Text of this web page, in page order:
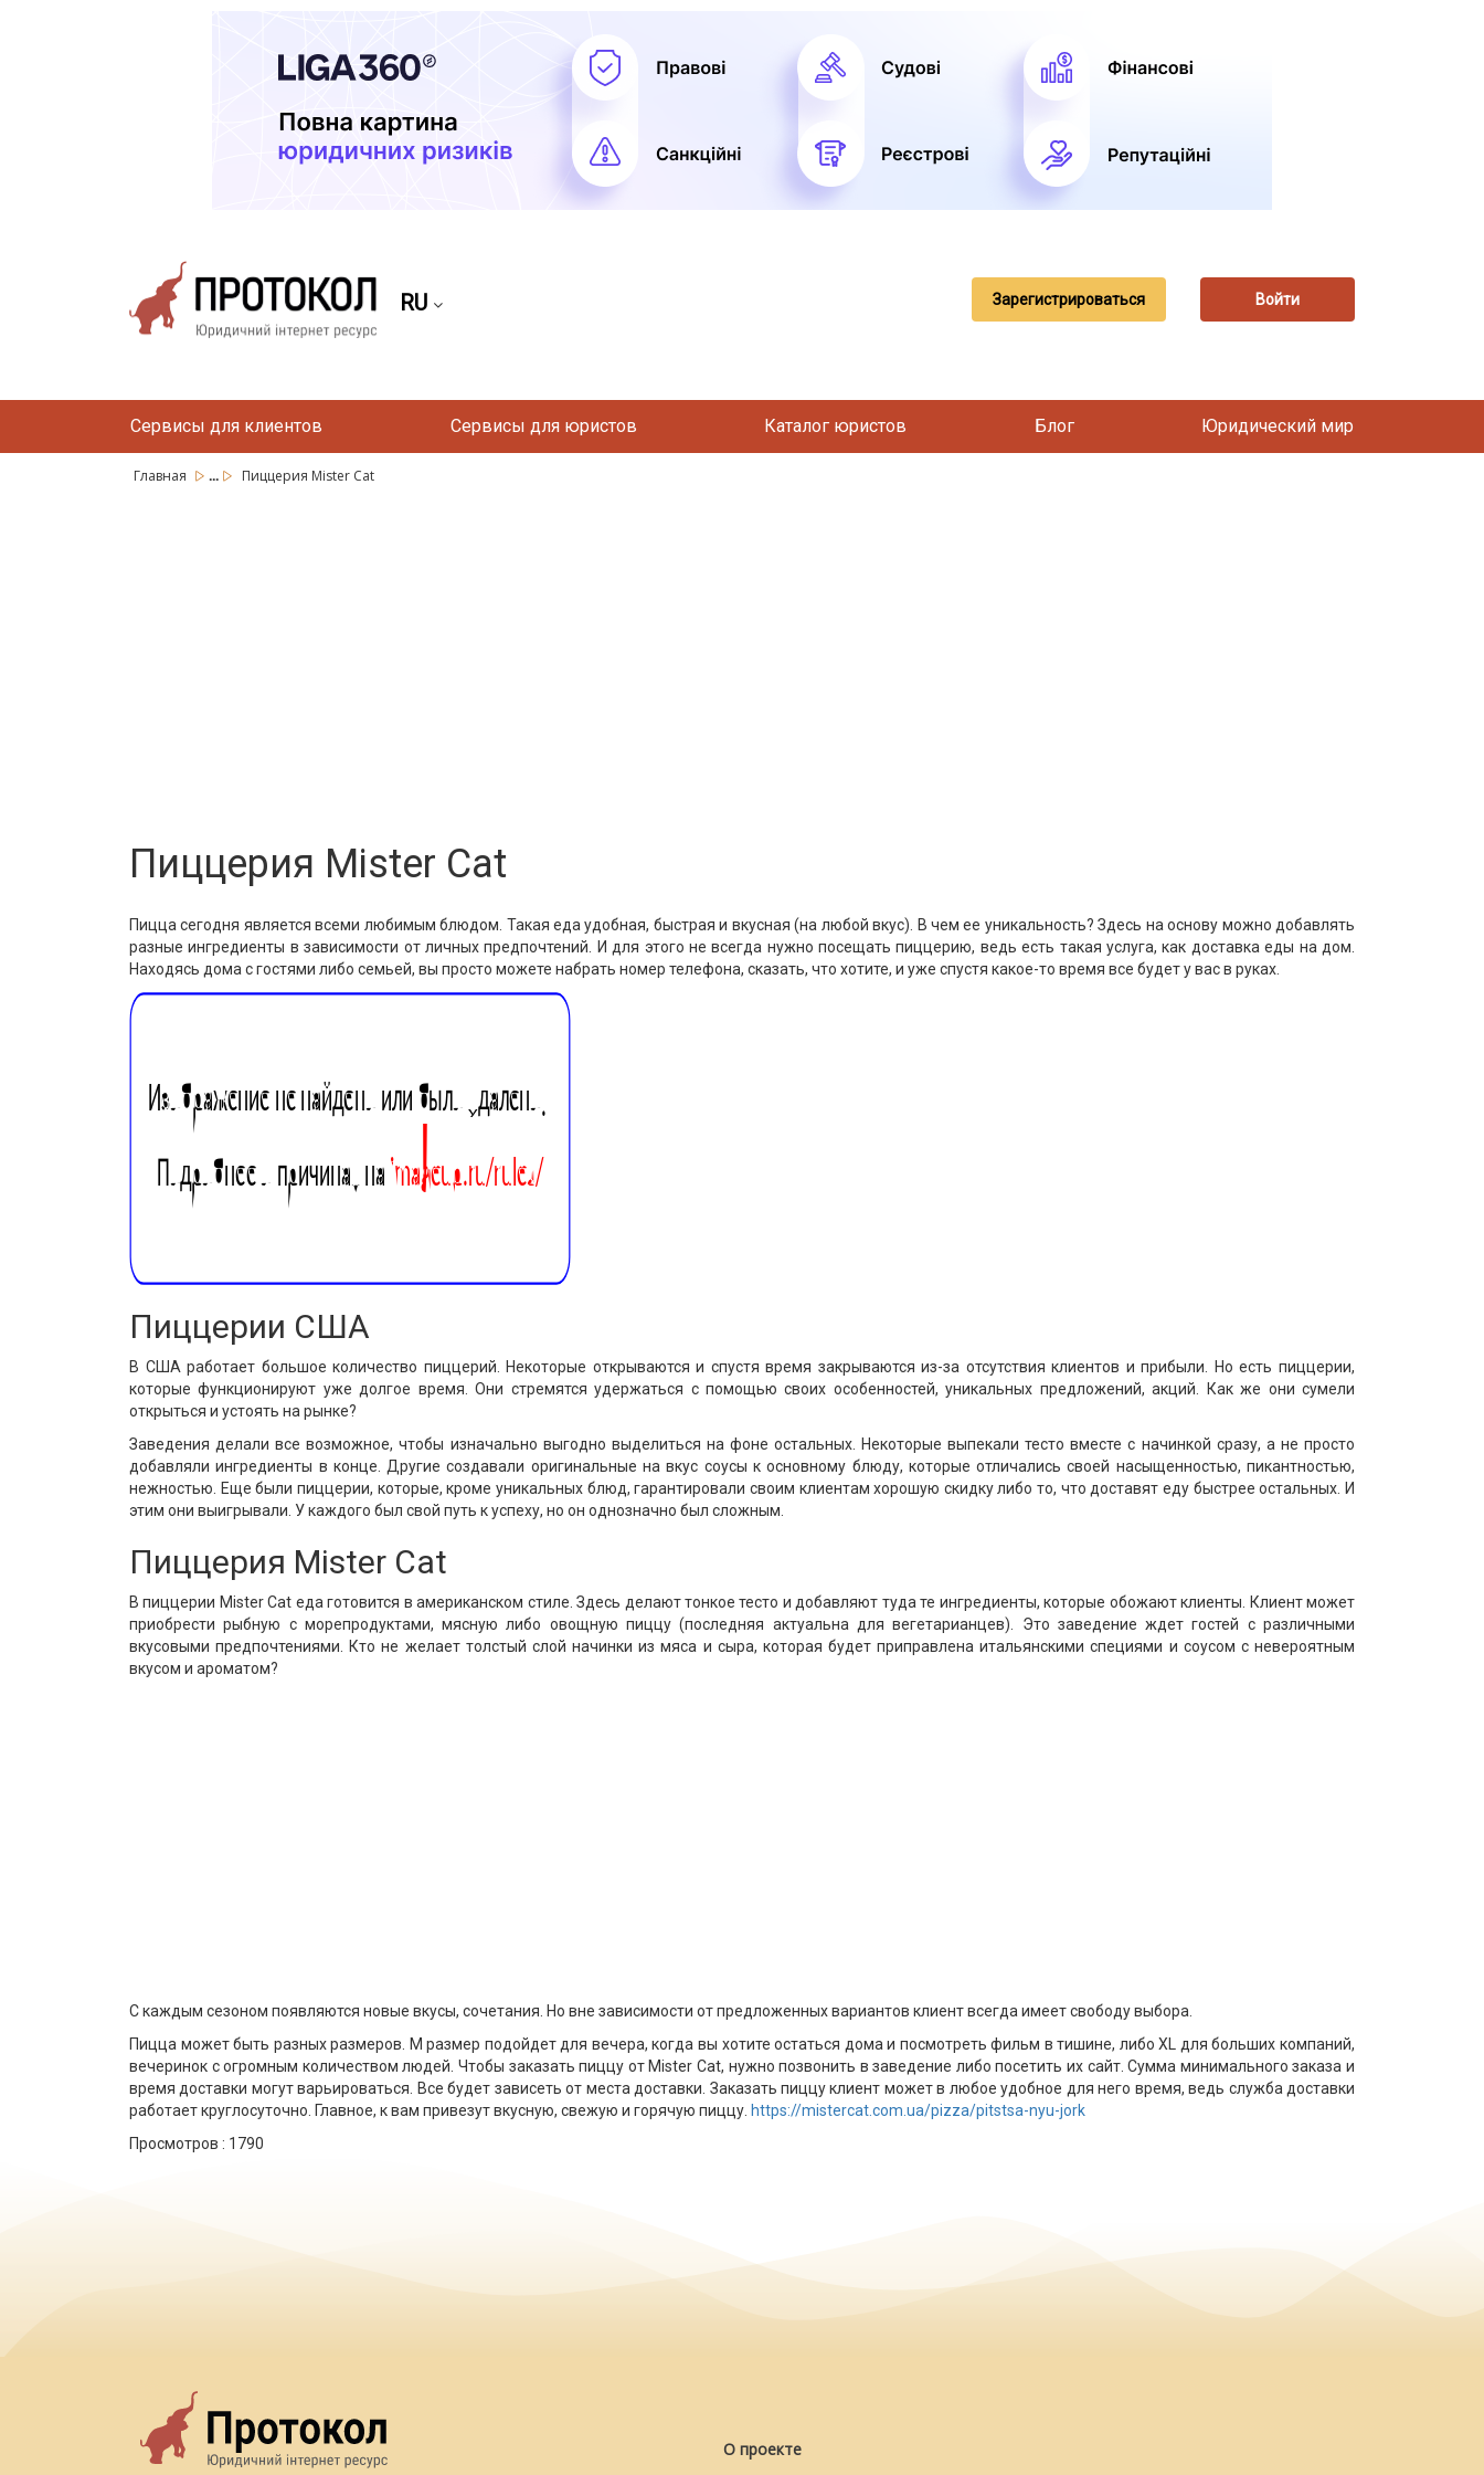
RU Зарегистрироваться Войти
Сервисы для клиентов Сервисы для юристов Каталог юристов Блог Юридический мир
Главная ... Пиццерия Mister Cat
Пиццерия Mister Cat
Пицца сегодня является всеми любимым блюдом. Такая еда удобная, быстрая и вкусная (на любой вкус). В чем ее уникальность? Здесь на основу можно добавлять
разные ингредиенты в зависимости от личных предпочтений. И для этого не всегда нужно посещать пиццерию, ведь есть такая услуга, как доставка еды на дом.
Находясь дома с гостями либо семьей, вы просто можете набрать номер телефона, сказать, что хотите, и уже спустя какое-то время все будет у вас в руках.
Пиццерии США
В США работает большое количество пиццерий. Некоторые открываются и спустя время закрываются из-за отсутствия клиентов и прибыли. Но есть пиццерии,
которые функционируют уже долгое время. Они стремятся удержаться с помощью своих особенностей, уникальных предложений, акций. Как же они сумели
открыться и устоять на рынке?
Заведения делали все возможное, чтобы изначально выгодно выделиться на фоне остальных. Некоторые выпекали тесто вместе с начинкой сразу, а не просто
добавляли ингредиенты в конце. Другие создавали оригинальные на вкус соусы к основному блюду, которые отличались своей насыщенностью, пикантностью,
нежностью. Еще были пиццерии, которые, кроме уникальных блюд, гарантировали своим клиентам хорошую скидку либо то, что доставят еду быстрее остальных. И
этим они выигрывали. У каждого был свой путь к успеху, но он однозначно был сложным.
Пиццерия Mister Cat
В пиццерии Mister Cat еда готовится в американском стиле. Здесь делают тонкое тесто и добавляют туда те ингредиенты, которые обожают клиенты. Клиент может
приобрести рыбную с морепродуктами, мясную либо овощную пиццу (последняя актуальна для вегетарианцев). Это заведение ждет гостей с различными
вкусовыми предпочтениями. Кто не желает толстый слой начинки из мяса и сыра, которая будет приправлена итальянскими специями и соусом с невероятным
вкусом и ароматом?
С каждым сезоном появляются новые вкусы, сочетания. Но вне зависимости от предложенных вариантов клиент всегда имеет свободу выбора.
Пицца может быть разных размеров. М размер подойдет для вечера, когда вы хотите остаться дома и посмотреть фильм в тишине, либо XL для больших компаний,
вечеринок с огромным количеством людей. Чтобы заказать пиццу от Mister Cat, нужно позвонить в заведение либо посетить их сайт. Сумма минимального заказа и
время доставки могут варьироваться. Все будет зависеть от места доставки. Заказать пиццу клиент может в любое удобное для него время, ведь служба доставки
работает круглосуточно. Главное, к вам привезут вкусную, свежую и горячую пиццу. https://mistercat.com.ua/pizza/pitstsa-nyu-jork
Просмотров : 1790
О проекте